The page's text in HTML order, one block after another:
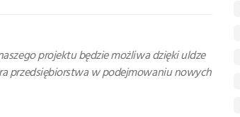
projektu będzie możliwa dzięki uldze
przedsiębiorstwa w podejmowaniu nowych